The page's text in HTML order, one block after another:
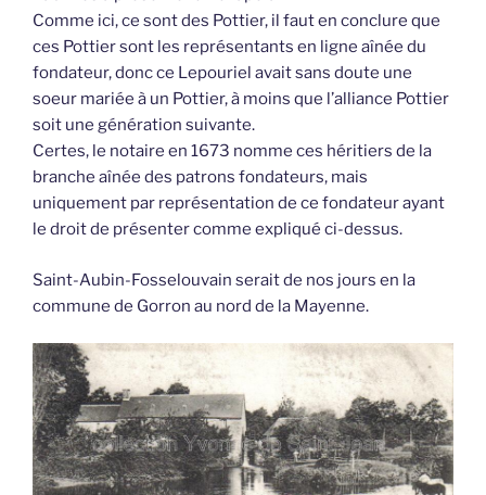
Comme ici, ce sont des Pottier, il faut en conclure que
ces Pottier sont les représentants en ligne aînée du
fondateur, donc ce Lepouriel avait sans doute une
soeur mariée à un Pottier, à moins que l’alliance Pottier
soit une génération suivante.
Certes, le notaire en 1673 nomme ces héritiers de la
branche aînée des patrons fondateurs, mais
uniquement par représentation de ce fondateur ayant
le droit de présenter comme expliqué ci-dessus.
Saint-Aubin-Fosselouvain serait de nos jours en la
commune de Gorron au nord de la Mayenne.